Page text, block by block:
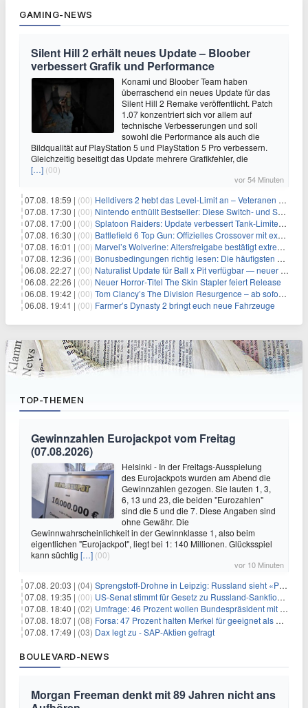
GAMING-NEWS
Silent Hill 2 erhält neues Update – Bloober
verbessert Grafik und Performance
Konami und Bloober Team haben
überraschend ein neues Update für das
Silent Hill 2 Remake veröffentlicht. Patch
1.07 konzentriert sich vor allem auf
technische Verbesserungen und soll
sowohl die Performance als auch die
Bildqualität auf PlayStation 5 und PlayStation 5 Pro verbessern.
Gleichzeitig beseitigt das Update mehrere Grafikfehler, die
[…] (00)
vor 54 Minuten
07.08. 18:59 | (00) Helldivers 2 hebt das Level-Limit an – Veteranen können endlich weiter aufsteigen
07.08. 17:30 | (00) Nintendo enthüllt Bestseller: Diese Switch- und Switch-2-Spiele verkaufen sich am besten
07.08. 17:00 | (00) Splatoon Raiders: Update verbessert Tank-Limiter und behebt Bugs
07.08. 16:30 | (00) Battlefield 6 Top Gun: Offizielles Crossover mit exklusiven Inhalten angekündigt
07.08. 16:01 | (00) Marvel’s Wolverine: Altersfreigabe bestätigt extreme Gewalt und düstere Szenen
07.08. 12:36 | (00) Bonusbedingungen richtig lesen: Die häufigsten Stolperfallen
06.08. 22:27 | (00) Naturalist Update für Ball x Pit verfügbar — neuer Content auf allen Plattformen
06.08. 22:26 | (00) Neuer Horror‑Titel The Skin Stapler feiert Release
06.08. 19:42 | (00) Tom Clancy’s The Division Resurgence – ab sofort für euch verfügbar
06.08. 19:41 | (00) Farmer’s Dynasty 2 bringt euch neue Fahrzeuge
TOP-THEMEN
Gewinnzahlen Eurojackpot vom Freitag
(07.08.2026)
Helsinki - In der Freitags-Ausspielung
des Eurojackpots wurden am Abend die
Gewinnzahlen gezogen. Sie lauten 1, 3,
6, 13 und 23, die beiden "Eurozahlen"
sind die 5 und die 7. Diese Angaben sind
ohne Gewähr. Die
Gewinnwahrscheinlichkeit in der Gewinnklasse 1, also beim
eigentlichen "Eurojackpot", liegt bei 1: 140 Millionen. Glücksspiel
kann süchtig […] (00)
vor 10 Minuten
07.08. 20:03 | (04) Sprengstoff-Drohne in Leipzig: Russland sieht «Provokation»
07.08. 19:35 | (00) US-Senat stimmt für Gesetz zu Russland-Sanktionen
07.08. 18:40 | (02) Umfrage: 46 Prozent wollen Bundespräsident mit Politik-Erfahrung
07.08. 18:07 | (08) Forsa: 47 Prozent halten Merkel für geeignet als Bundespräsidentin
07.08. 17:49 | (03) Dax legt zu - SAP-Aktien gefragt
BOULEVARD-NEWS
Morgan Freeman denkt mit 89 Jahren nicht ans